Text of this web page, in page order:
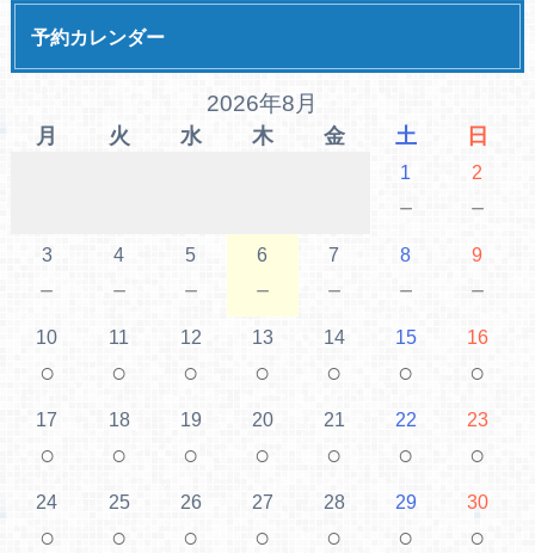
予約カレンダー
2026年8月
月 火 水 木 金 土 日
1
－
2
－
3
－
4
－
5
－
6
－
7
－
8
－
9
－
10
○
11
○
12
○
13
○
14
○
15
○
16
○
17
○
18
○
19
○
20
○
21
○
22
○
23
○
24
○
25
○
26
○
27
○
28
○
29
○
30
○